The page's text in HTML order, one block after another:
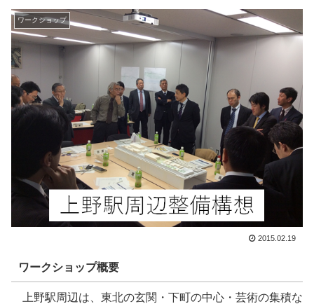
ワークショップ
2015.02.19
ワークショップ概要
上野駅周辺は、東北の玄関・下町の中心・芸術の集積な